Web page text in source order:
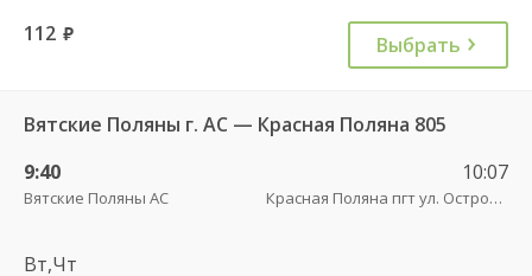
112 руб. Выбрать
Вятские Поляны г. АС — Красная Поляна 805
9:40
Вятские Поляны АС
10:07
Красная Поляна пгт ул. Островского
Вт,Чт